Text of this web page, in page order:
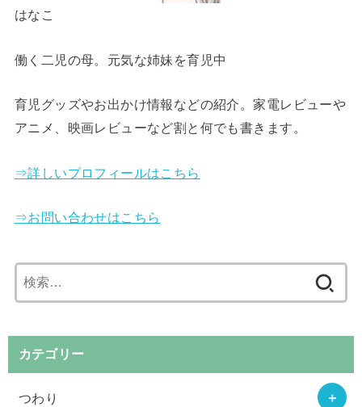
はなこ
働く二児の母。元気な姉妹を育児中
育児グッズやお出かけ情報などの紹介。家電レビューや
アニメ、映画レビューなど割と何でも書きます。
⇒詳しいプロフィールはこちら
⇒お問い合わせはこちら
索:
カテゴリー
つわり